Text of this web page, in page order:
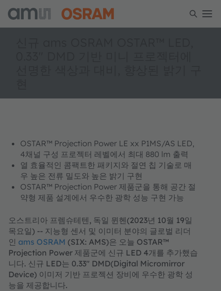
OSTAR™ Projection Power LE xx P1MS/AS LED,
4채널 구성 프로젝터 레벨에서 최대 880 lm 출력
열 효율적인 콤팩트한 패키지와 절연 칩 기술로 매
우 높은 전류 밀도와 높은 밝기 구현
OSTAR™ Projection Power 제품군을 통해 공간 절
약형 제품 설계에서 우수한 광학 성능 구현 가능
오스트리아 프렘슈테텐, 독일 뮌헨(2023년 10월 19일
목요일) -- 지능형 센서 및 이미터 분야의 글로벌 리더
인 ams OSRAM (SIX: AMS)은 오늘 OSTAR™
Projection Power 제품군에 신규 LED 4개를 추가했습
니다. 신규 LED는 0.33" DMD(Digital Micromirror
Device) 이미저 기반 프로젝션 장비에 우수한 광학 성
능을 제공합니다.